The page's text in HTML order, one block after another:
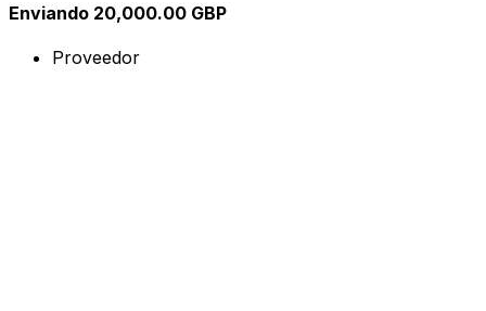
Enviando 20,000.00 GBP
Proveedor